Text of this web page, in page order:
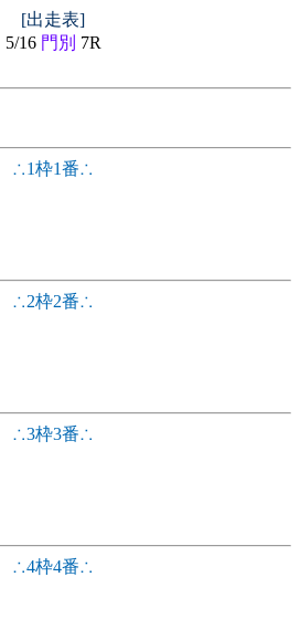
[出走表]
5/16 門別 7R
∴1枠1番∴
∴2枠2番∴
∴3枠3番∴
∴4枠4番∴